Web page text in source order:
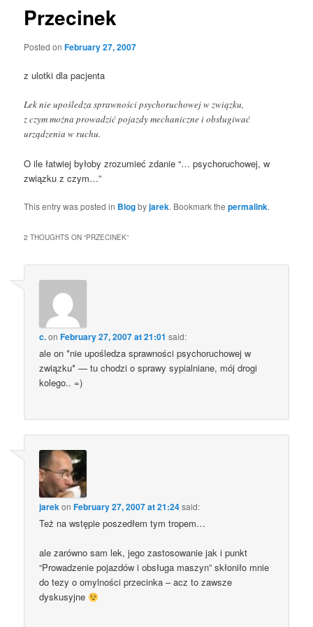
Przecinek
Posted onFebruary 27, 2007
z ulotki dla pacjenta
Lek nie upośledza sprawności psychoruchowej w związku,
z czym można prowadzić pojazdy mechaniczne i obsługiwać
urządzenia w ruchu.
O ile łatwiej byłoby zrozumieć zdanie “… psychoruchowej, w
związku z czym…”
This entry was posted in Blogbyjarek. Bookmark thepermalink.
2 THOUGHTS ON “PRZECINEK”
c.onFebruary 27, 2007 at 21:01 said:
ale on *nie upośledza sprawności psychoruchowej w
związku* — tu chodzi o sprawy sypialniane, mój drogi
kolego.. =)
jarekonFebruary 27, 2007 at 21:24said:
Też na wstępie poszedłem tym tropem…
ale zarówno sam lek, jego zastosowanie jak i punkt
“Prowadzenie pojazdów i obsługa maszyn” skłoniło mnie
do tezy o omylności przecinka – acz to zawsze
dyskusyjne